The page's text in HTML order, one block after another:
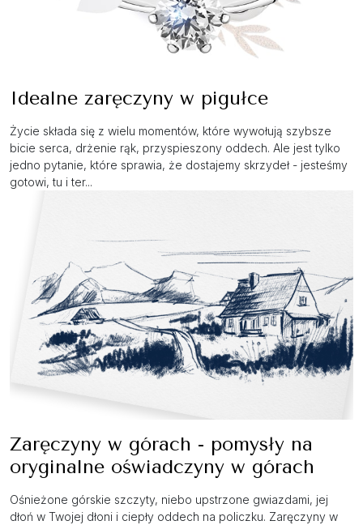
Idealne zaręczyny w pigułce
Życie składa się z wielu momentów, które wywołują szybsze
bicie serca, drżenie rąk, przyspieszony oddech. Ale jest tylko
jedno pytanie, które sprawia, że dostajemy skrzydeł - jesteśmy
gotowi, tu i ter...
Zaręczyny w górach - pomysły na
oryginalne oświadczyny w górach
Ośnieżone górskie szczyty, niebo upstrzone gwiazdami, jej
dłoń w Twojej dłoni i ciepły oddech na policzku. Zaręczyny w